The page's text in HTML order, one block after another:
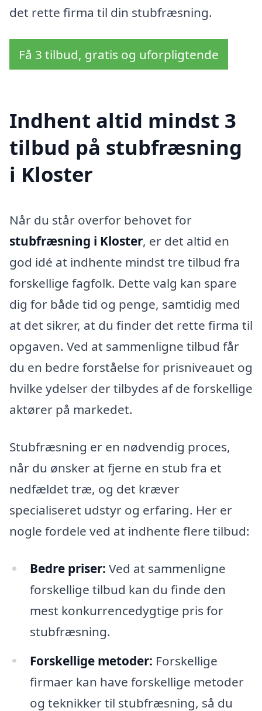
det rette firma til din stubfræsning.
Få 3 tilbud, gratis og uforpligtende
Indhent altid mindst 3
tilbud på stubfræsning
i Kloster
Når du står overfor behovet for
stubfræsning i Kloster, er det altid en
god idé at indhente mindst tre tilbud fra
forskellige fagfolk. Dette valg kan spare
dig for både tid og penge, samtidig med
at det sikrer, at du finder det rette firma til
opgaven. Ved at sammenligne tilbud får
du en bedre forståelse for prisniveauet og
hvilke ydelser der tilbydes af de forskellige
aktører på markedet.
Stubfræsning er en nødvendig proces,
når du ønsker at fjerne en stub fra et
nedfældet træ, og det kræver
specialiseret udstyr og erfaring. Her er
nogle fordele ved at indhente flere tilbud:
Bedre priser: Ved at sammenligne
forskellige tilbud kan du finde den
mest konkurrencedygtige pris for
stubfræsning.
Forskellige metoder: Forskellige
firmaer kan have forskellige metoder
og teknikker til stubfræsning, så du